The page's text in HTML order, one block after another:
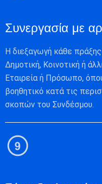
Συνεργασία με
Η διεξαγωγή κάθε
Δημοτική, Κοινοτική ή
Εταιρεία ή Πρόσωπο,
βοηθητικό κατά τις
σκοπών του Συνδέσμου.